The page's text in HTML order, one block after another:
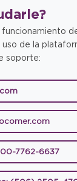
de la
soporte:
7762-6637